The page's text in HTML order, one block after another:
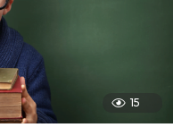
15